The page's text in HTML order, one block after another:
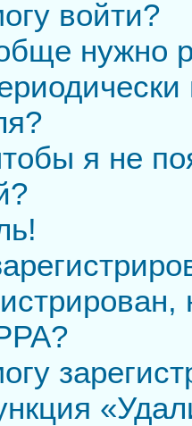
войти?
нужно
я не